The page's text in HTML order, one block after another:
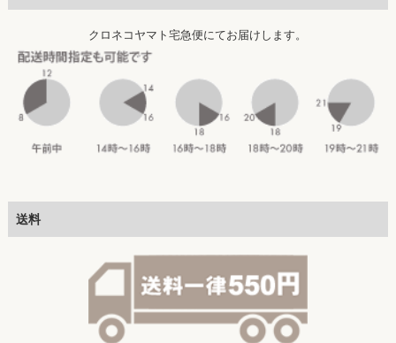
クロネコヤマト宅急便にてお届けします。
送料